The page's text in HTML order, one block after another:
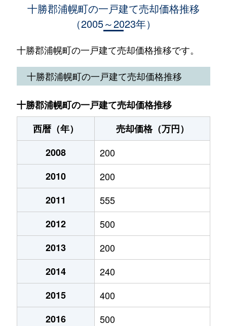
十勝郡浦幌町の一戸建て売却価格推移
（2005～2023年）
十勝郡浦幌町の一戸建て売却価格推移です。
十勝郡浦幌町の一戸建て売却価格推移
十勝郡浦幌町の一戸建て売却価格推移
西暦（年）
売却価格（万円）
2008
200
2010
200
2011
555
2012
500
2013
200
2014
240
2015
400
2016
500